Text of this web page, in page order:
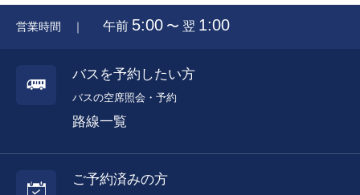
営業時間 ｜ 午前 5:00 〜 翌 1:00
バスを予約したい方
バスの空席照会・予約
路線一覧
ご予約済みの方